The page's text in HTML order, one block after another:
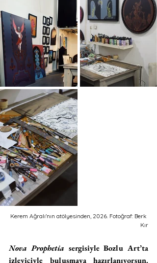
Kerem Ağralı'nın atölyesinden, 2026. Fotoğraf: Berk
Kır
Nova Prophetia sergisiyle Bozlu Art’ta
izleyiciyle buluşmaya hazırlanıyorsun.